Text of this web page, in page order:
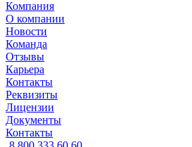
Компания
О компании
Новости
Команда
Отзывы
Карьера
Контакты
Реквизиты
Лицензии
Документы
Контакты